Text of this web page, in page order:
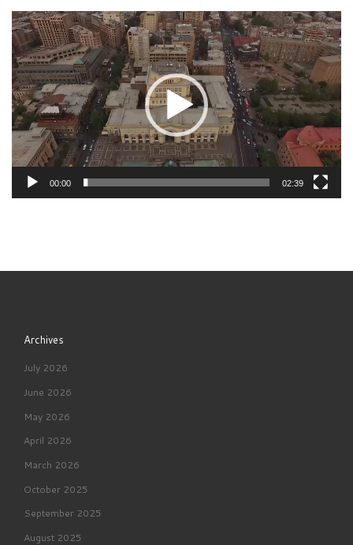
Video
Player
00:00 02:39
Archives
July 2026
June 2026
May 2026
April 2026
March 2026
October 2025
September 2025
August 2025